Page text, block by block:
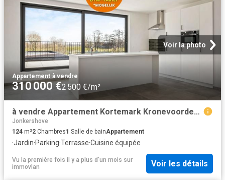
Voir la photo
Appartement·à vendre
310 000 €2 500 €/m²
à vendre Appartement Kortemark Kronevoordestraat
Jonkershove
124 m²2 Chambres1 Salle de bainAppartement
·Jardin·Parking·Terrasse·Cuisine équipée
Vu la première fois il y a plus d'un mois sur
immovlan
Voir les détails